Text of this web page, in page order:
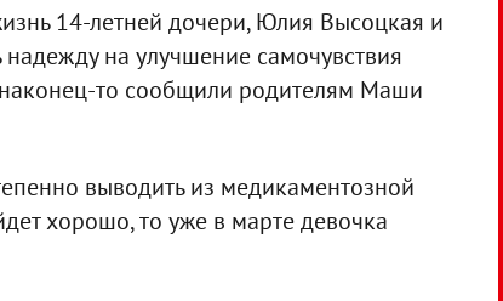
14-летней дочери, Юлия Высоцкая и
на улучшение самочувствия
то сообщили родителям Маши
выводить из медикаментозной
хорошо, то уже в марте девочка